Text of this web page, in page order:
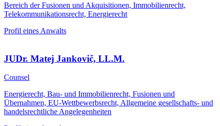
Bereich der Fusionen und Akquisitionen, Immobilienrecht,
Telekommunikationsrecht, Energierecht
Profil eines Anwalts
JUDr. Matej Jankovič, LL.M.
Counsel
Energierecht, Bau- und Immobilienrecht, Fusionen und
Übernahmen, EU-Wettbewerbsrecht, Allgemeine gesellschafts- und
handelsrechtliche Angelegenheiten